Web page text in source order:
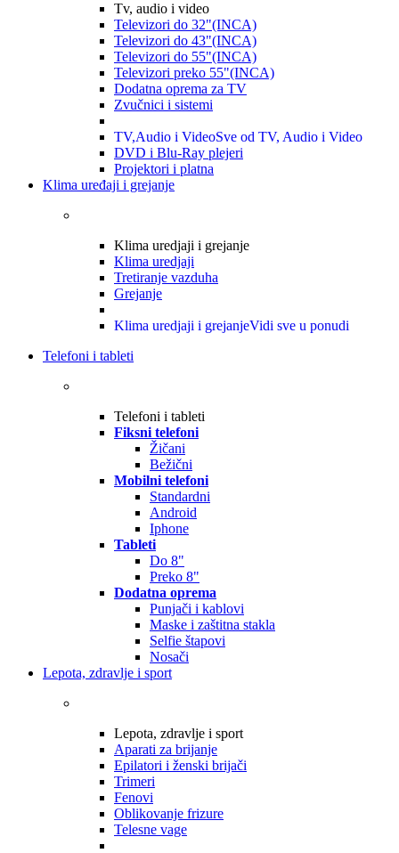
Tv, audio i video
Televizori do 32"(INCA)
Televizori do 43"(INCA)
Televizori do 55"(INCA)
Televizori preko 55"(INCA)
Dodatna oprema za TV
Zvučnici i sistemi
TV,Audio i VideoSve od TV, Audio i Video
DVD i Blu-Ray plejeri
Projektori i platna
Klima uređaji i grejanje
Klima uredjaji i grejanje
Klima uredjaji
Tretiranje vazduha
Grejanje
Klima uredjaji i grejanjeVidi sve u ponudi
Telefoni i tableti
Telefoni i tableti
Fiksni telefoni
Žičani
Bežični
Mobilni telefoni
Standardni
Android
Iphone
Tableti
Do 8"
Preko 8"
Dodatna oprema
Punjači i kablovi
Maske i zaštitna stakla
Selfie štapovi
Nosači
Lepota, zdravlje i sport
Lepota, zdravlje i sport
Aparati za brijanje
Epilatori i ženski brijači
Trimeri
Fenovi
Oblikovanje frizure
Telesne vage